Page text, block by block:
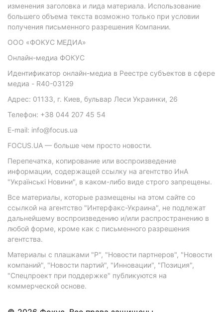
изменения заголовка и лида материала. Использование
большего объема текста возможно только при условии
получения письменного разрешения Компании.
ООО «ФОКУС МЕДИА»
Онлайн-медиа ФОКУС
Идентификатор онлайн-медиа в Реестре субъектов в сфере
медиа - R40-03129
Адрес: 01133, г. Киев, бульвар Леси Украинки, 26
Телефон: +38 044 207 45 54
E-mail: info@focus.ua
FOCUS.UA — больше чем просто новости.
Перепечатка, копирование или воспроизведение
информации, содержащей ссылку на агентство ИнА
"Українські Новини", в каком-либо виде строго запрещены.
Все материалы, которые размещены на этом сайте со
ссылкой на агентство "Интерфакс-Украина", не подлежат
дальнейшему воспроизведению и/или распространению в
любой форме, кроме как с письменного разрешения
агентства.
Материалы с плашками "Р", "Новости партнеров", "Новости
компаний", "Новости партий", "Инновации", "Позиция",
"Спецпроект при поддержке" публикуются на
коммерческой основе.